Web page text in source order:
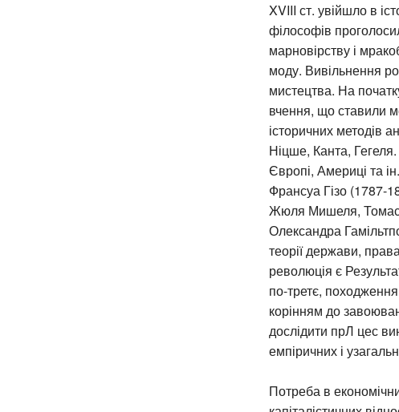
XVIII ст. увійшло в
філософів
марновірству і
моду. Вивільнення
мистецтва. На
вчення, що ставили
історичних методів
Ніцше, Канта,
Європі, Америці та
Франсуа Гізо (1787-
Жюля Мишеля,
Олександра
теорії держави,
революція є
по-третє,
корінням до
дослідити прЛ цес
емпіричних і
Потреба в